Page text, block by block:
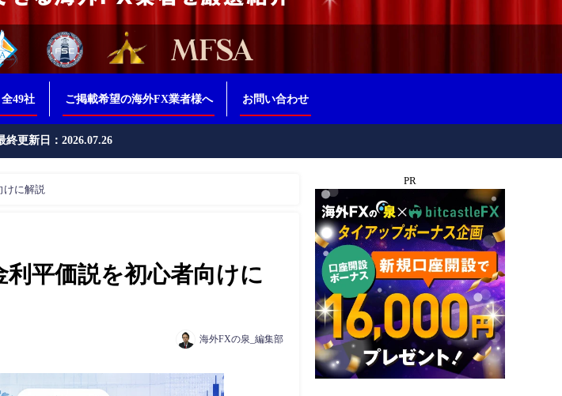
49社 ご掲載希望の海外FX業者様へ お問い合わせ
終更新日：2026.07.26
けに解説
平価説を初心者向けに
海外FXの泉_編集部
PR